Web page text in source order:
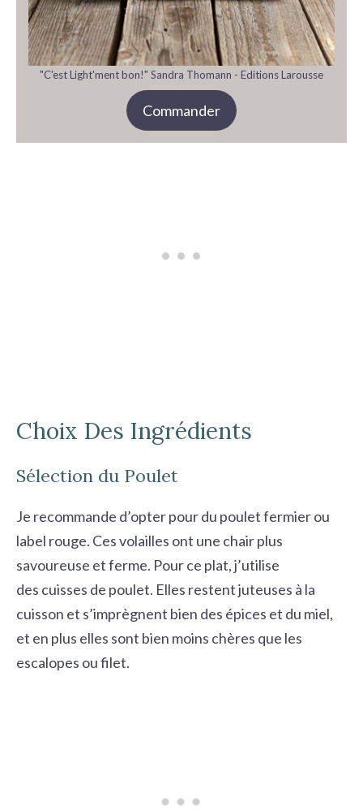
"C'est Light'ment bon!" Sandra Thomann - Editions Larousse
Commander
Choix Des Ingrédients
Sélection du Poulet
Je recommande d’opter pour du poulet fermier ou
label rouge. Ces volailles ont une chair plus
savoureuse et ferme. Pour ce plat, j’utilise
des cuisses de poulet. Elles restent juteuses à la
cuisson et s’imprègnent bien des épices et du miel,
et en plus elles sont bien moins chères que les
escalopes ou filet.